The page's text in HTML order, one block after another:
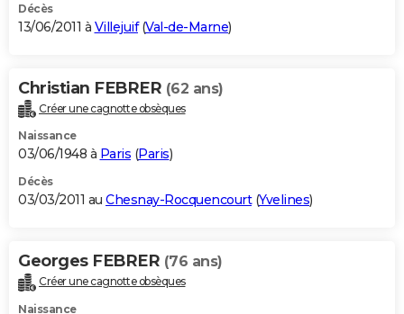
Décès
13/06/2011 à Villejuif(Val-de-Marne)
Christian FEBRER (62 ans)
Créer une cagnotte obsèques
Naissance
03/06/1948 à Paris (Paris)
Décès
03/03/2011 au Chesnay-Rocquencourt(Yvelines)
Georges FEBRER (76 ans)
Créer une cagnotte obsèques
Naissance